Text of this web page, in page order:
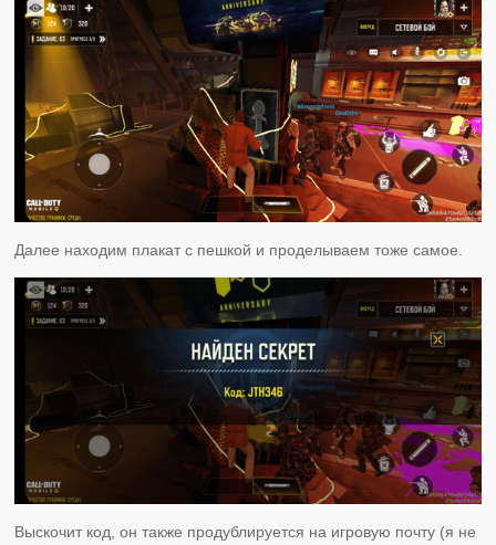
Далее находим плакат с пешкой и проделываем тоже самое.
Выскочит код, он также продублируется на игровую почту (я не